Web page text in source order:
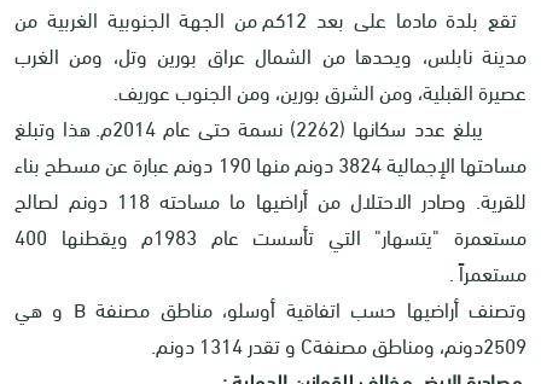
تقع بلدة مادما على بعد 12كم من الجهة الجنوبية الغربية من
مدينة نابلس، ويحدها من الشمال عراق بورين وتل، ومن الغرب
عصيرة القبلية، ومن الشرق بورين، ومن الجنوب عوريف.
يبلغ عدد سكانها (2262) نسمة حتى عام 2014م. هذا وتبلغ
مساحتها الإجمالية 3824 دونم منها 190 دونم عبارة عن مسطح بناء
للقرية. وصادر الاحتلال من أراضيها ما مساحته 118 دونم لصالح
مستعمرة "يتسهار" التي تأسست عام 1983م ويقطنها 400
مستعمراً .
وتصنف أراضيها حسب اتفاقية أوسلو، مناطق مصنفةB و هي
2509دونم، ومناطق مصنفة
Cو تقدر1314دونم.